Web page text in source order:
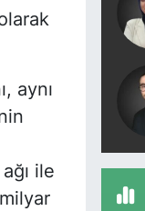
aynı
ile